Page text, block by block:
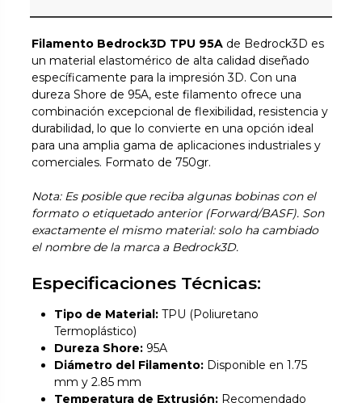
Filamento Bedrock3D TPU 95A de Bedrock3D es
un material elastomérico de alta calidad diseñado
específicamente para la impresión 3D. Con una
dureza Shore de 95A, este filamento ofrece una
combinación excepcional de flexibilidad, resistencia y
durabilidad, lo que lo convierte en una opción ideal
para una amplia gama de aplicaciones industriales y
comerciales. Formato de 750gr.
Nota: Es posible que reciba algunas bobinas con el
formato o etiquetado anterior (Forward/BASF). Son
exactamente el mismo material: solo ha cambiado
el nombre de la marca a Bedrock3D.
Especificaciones Técnicas:
Tipo de Material: TPU (Poliuretano
Termoplástico)
Dureza Shore: 95A
Diámetro del Filamento: Disponible en 1.75
mm y 2.85 mm
Temperatura de Extrusión: Recomendado